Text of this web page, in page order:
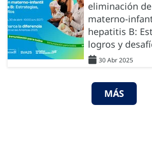
eliminación
materno-
hepatitis B:
logros y
30 Abr 2025
MÁS